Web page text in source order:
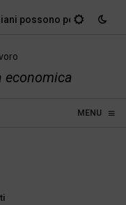
possono permettersi le…
economica
MENU ≡
☰